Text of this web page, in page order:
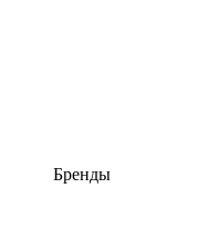
Бренды